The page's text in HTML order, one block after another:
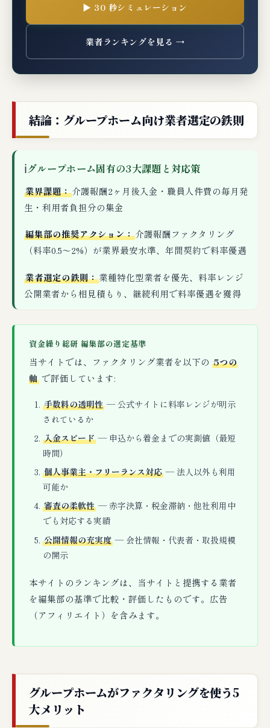
▶ 30 秒シミュレーション
業者ランキングを見る →
結論：グループホーム向け業者選定の鉄則
ℹグループホーム固有の3大課題と対応策
業界課題：介護報酬2ヶ月後入金・職員人件費の毎月発
生・利用者負担分の集金
編集部の推奨アクション：介護報酬ファクタリング
（料率0.5〜2%）が業界最安水準、年間契約で料率優遇
業者選定の鉄則：業種特化型業者を優先、料率レンジ
公開業者から相見積もり、継続利用で料率優遇を獲得
資金繰り総研 編集部の選定基準
当サイトでは、ファクタリング業者を以下の5つの
軸 で評価しています:
手数料の透明性— 公式サイトに料率レンジが明示
されているか
入金スピード— 申込から着金までの実測値（最短
時間）
個人事業主・フリーランス対応— 法人以外も利用
可能か
審査の柔軟性— 赤字決算・税金滞納・他社利用中
でも対応する実績
公開情報の充実度— 会社情報・代表者・取扱規模
の開示
本サイトのランキングは、当サイトと提携する業者
を編集部の基準で比較・評価したものです。広告
（アフィリエイト）を含みます。
グループホームがファクタリングを使う5
大メリット